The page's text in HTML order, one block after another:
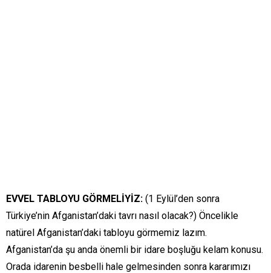
EVVEL TABLOYU GÖRMELİYİZ: (1 Eylül’den sonra
Türkiye’nin Afganistan’daki tavrı nasıl olacak?) Öncelikle
natürel Afganistan’daki tabloyu görmemiz lazım.
Afganistan’da şu anda önemli bir idare boşluğu kelam konusu.
Orada idarenin besbelli hale gelmesinden sonra kararımızı